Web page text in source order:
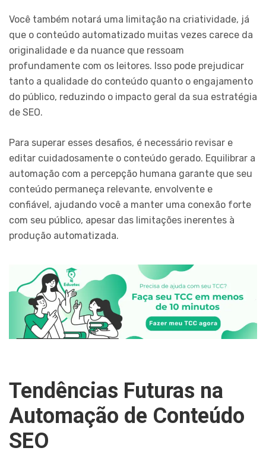
Você também notará uma limitação na criatividade, já
que o conteúdo automatizado muitas vezes carece da
originalidade e da nuance que ressoam
profundamente com os leitores. Isso pode prejudicar
tanto a qualidade do conteúdo quanto o engajamento
do público, reduzindo o impacto geral da sua estratégia
de SEO.
Para superar esses desafios, é necessário revisar e
editar cuidadosamente o conteúdo gerado. Equilibrar a
automação com a percepção humana garante que seu
conteúdo permaneça relevante, envolvente e
confiável, ajudando você a manter uma conexão forte
com seu público, apesar das limitações inerentes à
produção automatizada.
Tendências Futuras na
Automação de Conteúdo
SEO